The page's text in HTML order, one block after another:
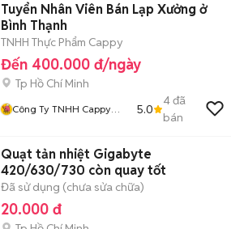
Tuyển Nhân Viên Bán Lạp Xưởng ở
Bình Thạnh
TNHH Thực Phẩm Cappy
Đến 400.000 đ/ngày
Tp Hồ Chí Minh
Công Ty TNHH Cappy
5.0
4đã
bán
Quạt tản nhiệt Gigabyte
420/630/730 còn quay tốt
Đã sử dụng (chưa sửa chữa)
20.000 đ